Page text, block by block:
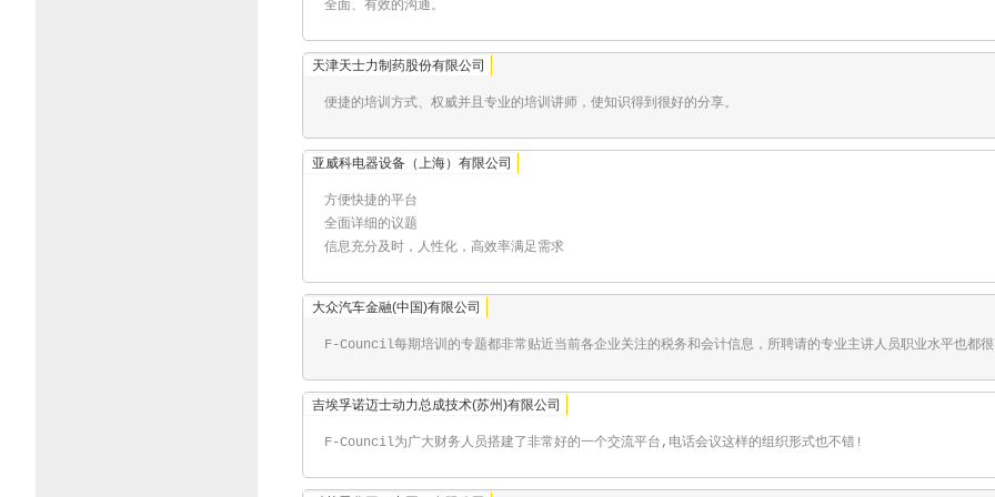
全面、有效的沟通。
天津天士力制药股份有限公司
便捷的培训方式、权威并且专业的培训讲师，使知识得到很好的分享。
亚威科电器设备（上海）有限公司
方便快捷的平台
全面详细的议题
信息充分及时，人性化，高效率满足需求
大众汽车金融(中国)有限公司
F-Council每期培训的专题都非常贴近当前各企业关注的税务和会计信息，所聘请的专业主讲人员职业水平也都
吉埃孚诺迈士动力总成技术(苏州)有限公司
F-Council为广大财务人员搭建了非常好的一个交流平台,电话会议这样的组织形式也不错!